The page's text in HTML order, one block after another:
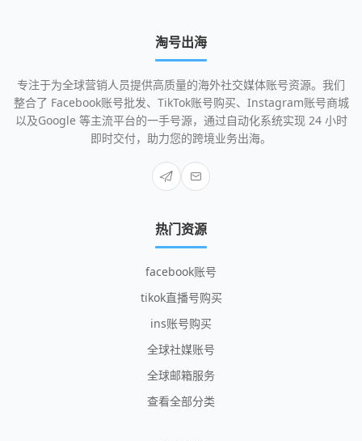
淘号出海
专注于为全球营销人员提供高质量的海外社交媒体账号资源。我们
整合了 Facebook账号批发、TikTok账号购买、Instagram账号商城
以及Google 等主流平台的一手号源，通过自动化系统实现 24 小时
即时交付，助力您的跨境业务出海。
热门资源
facebook账号
tikok直播号购买
ins账号购买
全球社媒账号
全球邮箱服务
查看全部分类